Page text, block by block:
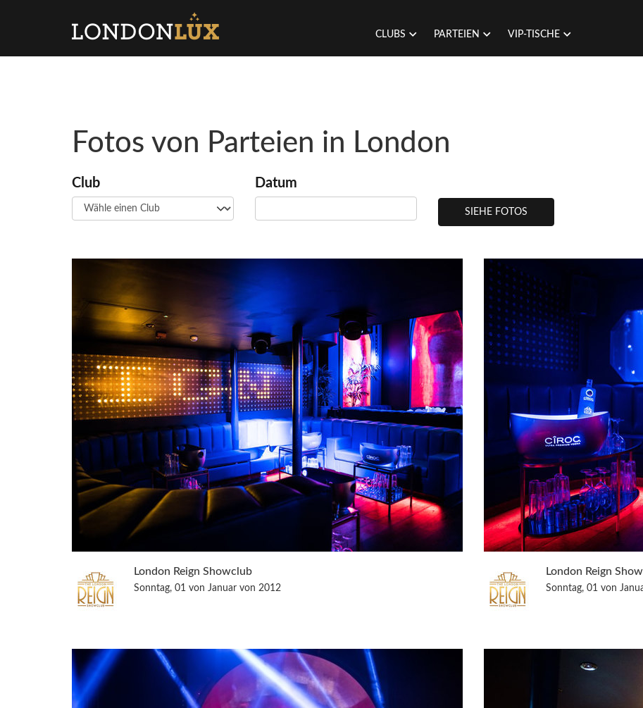
CLUBS PARTEIEN VIP-TISCHE
Fotos von Parteien in London
Club Datum
SIEHE FOTOS
London Reign Showclub
Sonntag, 01 von Januar von 2012
London Reign
Sonntag, 01 von